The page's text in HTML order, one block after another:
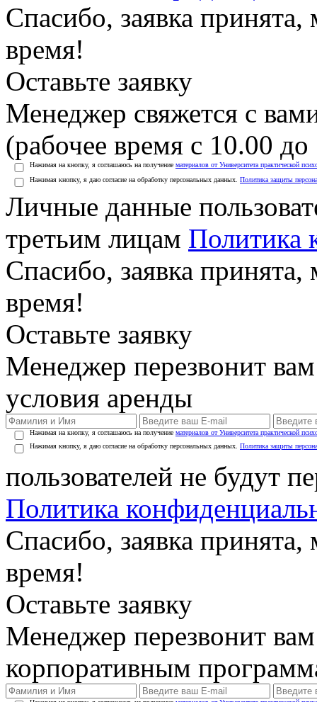
Спасибо, заявка
время!
Оставьте заявку
Менеджер свяжется с
(рабочее время с 10.00
Нажимая на кнопку, я соглашаюсь на получение материалов от Университета практической
Нажимая кнопку, я даю согласие на обработку персональных данных. Политика защиты
Личные данные
третьим лицам Политика
Спасибо, заявка
время!
Оставьте заявку
Менеджер перезвонит
условия аренды
Нажимая на кнопку, я соглашаюсь на получение материалов от Университета практической
Нажимая кнопку, я даю согласие на обработку персональных данных. Политика защиты
пользователей не будут
Политика
Спасибо, заявка
время!
Оставьте заявку
Менеджер перезвонит
корпоративным